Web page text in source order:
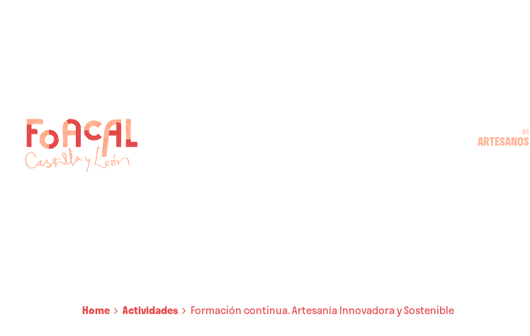
ARTESANOS
Home Actividades Formación continua. Artesanía Innovadora y Sostenible